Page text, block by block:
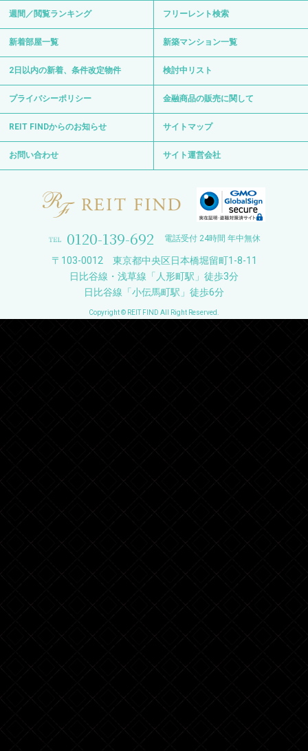
週間／閲覧ランキング フリーレント検索
新着部屋一覧 新築マンション一覧
2日以内の新着、条件改定物件 検討中リスト
プライバシーポリシー 金融商品の販売に関して
REIT FINDからのお知らせ サイトマップ
お問い合わせ サイト運営会社
0120-139-692 電話受付 24時間 年中無休
〒103-0012 東京都中央区日本橋堀留町1-8-11
日比谷線・浅草線「人形町駅」徒歩3分
日比谷線「小伝馬町駅」徒歩6分
Copyright © REIT FIND All Right Reserved.